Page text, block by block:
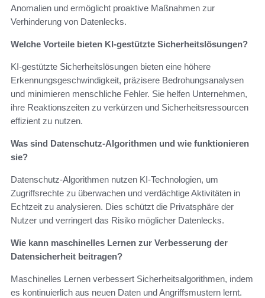
Anomalien und ermöglicht proaktive Maßnahmen zur
Verhinderung von Datenlecks.
Welche Vorteile bieten KI-gestützte Sicherheitslösungen?
KI-gestützte Sicherheitslösungen bieten eine höhere
Erkennungsgeschwindigkeit, präzisere Bedrohungsanalysen
und minimieren menschliche Fehler. Sie helfen Unternehmen,
ihre Reaktionszeiten zu verkürzen und Sicherheitsressourcen
effizient zu nutzen.
Was sind Datenschutz-Algorithmen und wie funktionieren
sie?
Datenschutz-Algorithmen nutzen KI-Technologien, um
Zugriffsrechte zu überwachen und verdächtige Aktivitäten in
Echtzeit zu analysieren. Dies schützt die Privatsphäre der
Nutzer und verringert das Risiko möglicher Datenlecks.
Wie kann maschinelles Lernen zur Verbesserung der
Datensicherheit beitragen?
Maschinelles Lernen verbessert Sicherheitsalgorithmen, indem
es kontinuierlich aus neuen Daten und Angriffsmustern lernt.